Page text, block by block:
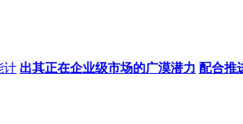
计 出其正在企业级市场的广漠潜力 配合推